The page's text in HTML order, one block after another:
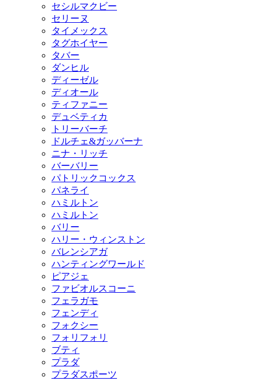
セシルマクビー
セリーヌ
タイメックス
タグホイヤー
タバー
ダンヒル
ディーゼル
ディオール
ティファニー
デュベティカ
トリーバーチ
ドルチェ&ガッバーナ
ニナ・リッチ
バーバリー
パトリックコックス
パネライ
ハミルトン
ハミルトン
バリー
ハリー・ウィンストン
バレンシアガ
ハンティングワールド
ピアジェ
ファビオルスコーニ
フェラガモ
フェンディ
フォクシー
フォリフォリ
ブティ
プラダ
プラダスポーツ